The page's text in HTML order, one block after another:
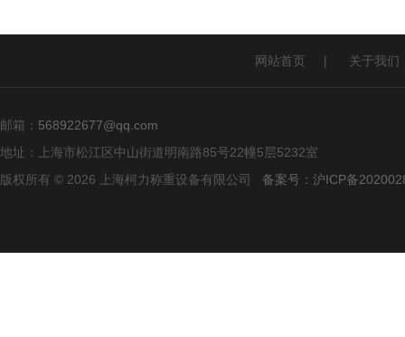
网站首页 | 关于我们
邮箱： 568922677@qq.com
地址：上海市松江区中山街道明南路85号22幢5层5232室
版权所有 © 2026 上海柯力称重设备有限公司 备案号：沪ICP备